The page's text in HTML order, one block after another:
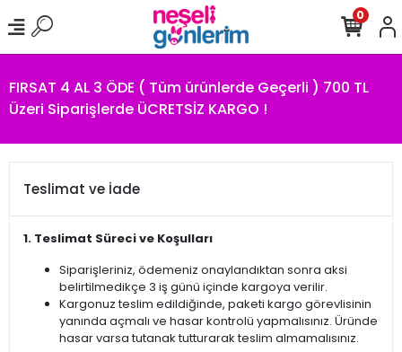
FIRSAT 4 AL 3 ÖDE ( Tüm ürünlerde Geçerli ) 700 TL
Üzeri Siparişlerde ÜCRETSİZ KARGO !
0
Teslimat ve İade
1. Teslimat Süreci ve Koşulları
Siparişleriniz, ödemeniz onaylandıktan sonra aksi
belirtilmedikçe 3 iş günü içinde kargoya verilir.
Kargonuz teslim edildiğinde, paketi kargo görevlisinin
yanında açmalı ve hasar kontrolü yapmalısınız. Üründe
hasar varsa tutanak tutturarak teslim almamalısınız.